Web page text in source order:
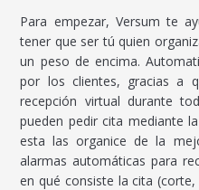
Para empezar, Versum te
tener que ser tú quien
un peso de encima.
por los clientes, gracias a
recepción virtual durante
pueden pedir cita mediante
esta las organice de la
alarmas automáticas para
en qué consiste la cita